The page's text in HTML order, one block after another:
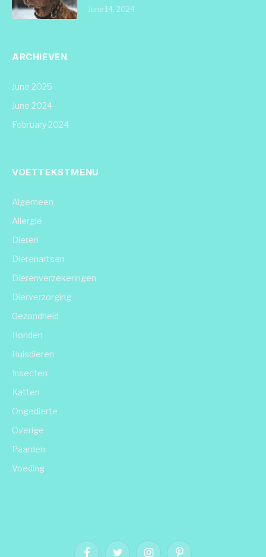
June 14, 2024
ARCHIEVEN
June 2025
June 2024
February 2024
VOETTEKSTMENU
Algemeen
Allergie
Dieren
Dierenartsen
Dierenverzekeringen
Dierverzorging
Gezondheid
Honden
Huisdieren
Insecten
Katten
Ongedierte
Overige
Paarden
Voeding